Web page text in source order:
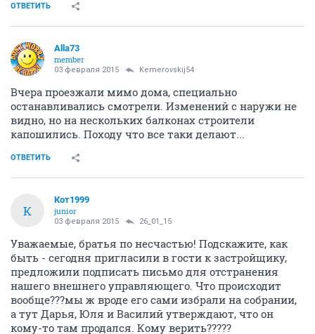
261627 1001
1 ...
Alla73
member
29 января 2015 26_01_15
Какая нафиг кликуша??
"залезала" в это сомнительное строительство!! И
бабы на базаре разводите болтавню!! что от вас толку
то?!?!? от вашего трепа....Ничего умного и толкового,
ОТВЕТИТЬ
Alla73
29 января 2015 Владимир888